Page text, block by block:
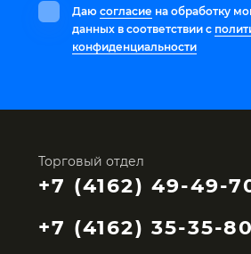
Даю согласие на обработку
данных в соответствии с
конфиденциальности
Торговый отдел
+7 (4162) 49-49-
+7 (4162) 35-35-80